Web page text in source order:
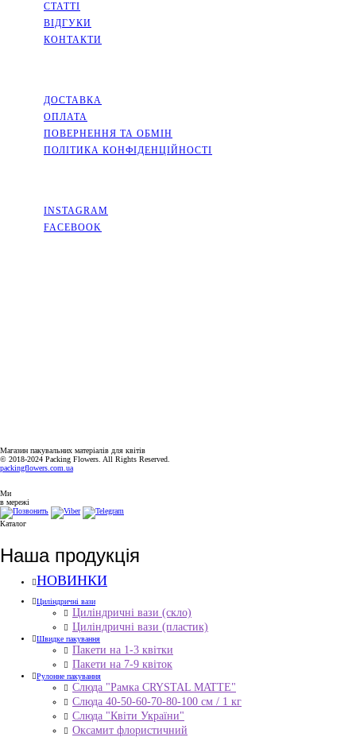
СТАТТІ
ВІДГУКИ
КОНТАКТИ
ДОСТАВКА
ОПЛАТА
ПОВЕРНЕННЯ ТА ОБМІН
ПОЛІТИКА КОНФІДЕНЦІЙНОСТІ
INSTAGRAM
FACEBOOK
Магазин пакувальних матеріалів для квітів
© 2018-2024 Packing Flowers. All Rights Reserved.
packingflowers.com.ua
Ми
в мережі
Каталог
Наша продукція
НОВИНКИ
Циліндричні вази
Циліндричні вази (скло)
Циліндричні вази (пластик)
Швидке пакування
Пакети на 1-3 квітки
Пакети на 7-9 квіток
Рулонне пакування
Слюда "Рамка CRYSTAL MATTE"
Слюда 40-50-60-70-80-100 см / 1 кг
Слюда "Квіти України"
Оксамит флористичний